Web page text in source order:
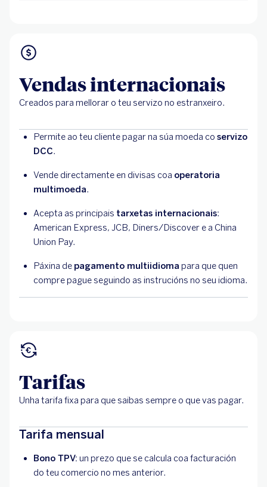
Vendas internacionais
Creados para mellorar o teu servizo no estranxeiro.
Permite ao teu cliente pagar na súa moeda co servizo
DCC.
Vende directamente en divisas coa operatoria
multimoeda.
Acepta as principais tarxetas internacionais:
American Express, JCB, Diners/Discover e a China
Union Pay.
Páxina de pagamento multiidioma para que quen
compre pague seguindo as instrucións no seu idioma.
Tarifas
Unha tarifa fixa para que saibas sempre o que vas pagar.
Tarifa mensual
Bono TPV: un prezo que se calcula coa facturación
do teu comercio no mes anterior.